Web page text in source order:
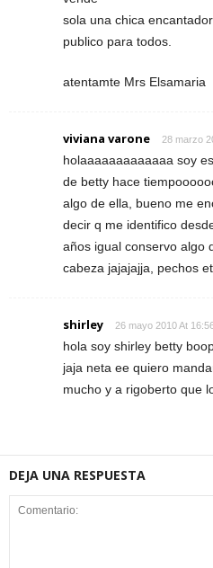
sola una chica
publico para todos.
atentamte Mrs Elsamaria
viviana varone 28 marzo
holaaaaaaaaaaaaa soy
de betty hace
algo de ella, bueno me
decir q me identifico
años igual conservo algo
cabeza jajajajja, pechos
shirley 26 mayo 2010 At
hola soy shirley betty
jaja neta ee quiero
mucho y a rigoberto que
DEJA UNA RESPUESTA